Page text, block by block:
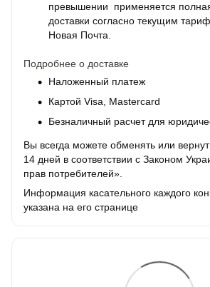
превышении применяется
доставки согласно текущим
Новая Почта.
Подробнее о доставке
Наложенный платеж
Картой Visa, Mastercard
Безналичный расчет для
Вы всегда можете обменять или
14 дней в соответствии с Законом
прав потребителей».
Информация касательного каждого
указана на его странице